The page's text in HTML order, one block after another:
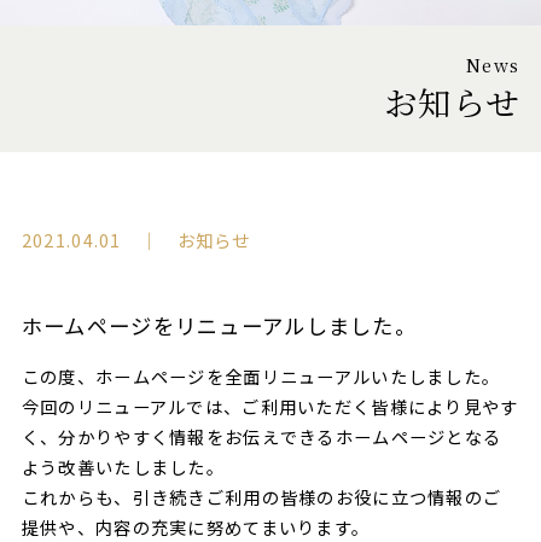
News
お知らせ
2021.04.01 ｜ お知らせ
ホームページをリニューアルしました。
この度、ホームページを全面リニューアルいたしました。
今回のリニューアルでは、ご利用いただく皆様により見やす
く、分かりやすく情報をお伝えできるホームページとなる
よう改善いたしました。
これからも、引き続きご利用の皆様のお役に立つ情報のご
提供や、内容の充実に努めてまいります。